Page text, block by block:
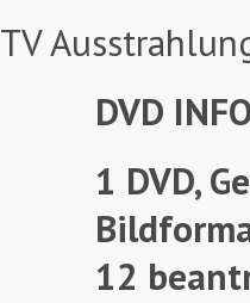
TV
DVD
1 DVD,
12